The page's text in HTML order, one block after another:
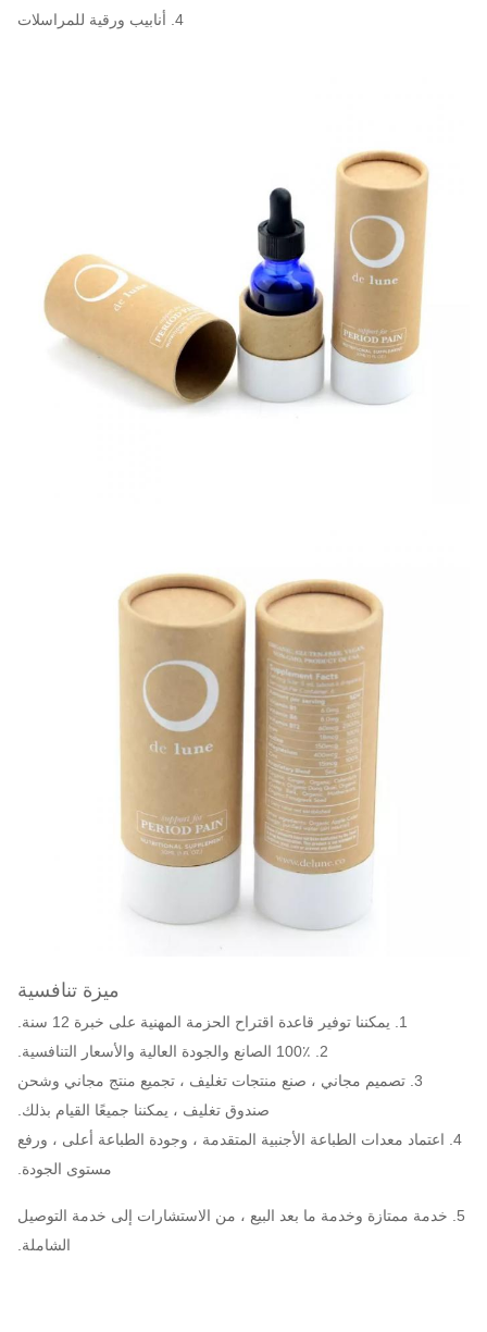
4. أنابيب ورقية للمراسلات
ميزة تنافسية
1. يمكننا توفير قاعدة اقتراح الحزمة المهنية على خبرة 12 سنة.
2. 100٪ الصانع والجودة العالية والأسعار التنافسية.
3. تصميم مجاني ، صنع منتجات تغليف ، تجميع منتج مجاني وشحن
صندوق تغليف ، يمكننا جميعًا القيام بذلك.
4. اعتماد معدات الطباعة الأجنبية المتقدمة ، وجودة الطباعة أعلى ، ورفع
مستوى الجودة.
5. خدمة ممتازة وخدمة ما بعد البيع ، من الاستشارات إلى خدمة التوصيل
الشاملة.